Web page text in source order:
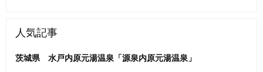
人気記事
茨城県 水戸内原元湯温泉「源泉内原元湯温泉」